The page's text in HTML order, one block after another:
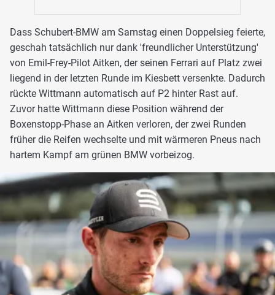
Dass Schubert-BMW am Samstag einen Doppelsieg feierte,
geschah tatsächlich nur dank 'freundlicher Unterstützung'
von Emil-Frey-Pilot Aitken, der seinen Ferrari auf Platz zwei
liegend in der letzten Runde im Kiesbett versenkte. Dadurch
rückte Wittmann automatisch auf P2 hinter Rast auf.
Zuvor hatte Wittmann diese Position während der
Boxenstopp-Phase an Aitken verloren, der zwei Runden
früher die Reifen wechselte und mit wärmeren Pneus nach
hartem Kampf am grünen BMW vorbeizog.